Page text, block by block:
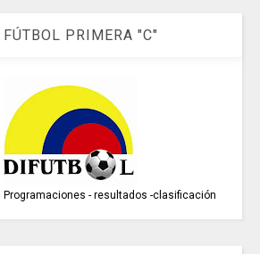
FÚTBOL PRIMERA "C"
Programaciones - resultados -clasificación